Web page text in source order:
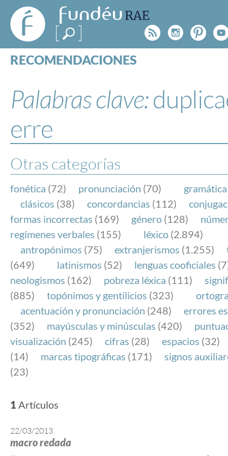
FundéuRAE
- Fundación
del Español
Urgente
Rss
RECOMENDACIONES
ESPECIALES
BLOG
NOTICIAS
FundéuRAE es una fundación patrocinada por la
y la Real Academia Española, cuyo objetivo es
el buen uso del español en los medios de
Internet.
Palabras clave:
erre
Otras categorías
fonética (72) pronunciación (70) gramática
clásicos (38) concordancias (112)
formas incorrectas (169) género (128)
regímenes verbales (155) léxico (2.894)
antropónimos (75) extranjerismos (1.255)
(649)
latinismos (52) lenguas cooficiales
neologismos (162) pobreza léxica (111)
(885)
topónimos y gentilicios (323)
acentuación y pronunciación (248)
errores
(352)
mayúsculas y minúsculas (420)
visualización (245) cifras (28) espacios (32)
(14)
marcas tipográficas (171)
signos
(23)
1 Artículos
22/03/2013
macro redada